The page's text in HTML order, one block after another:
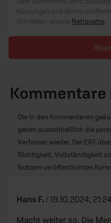
Kürzungen und
Schreiben unsere Netiquette.
Kommentare
Die in den Kommentaren
geben ausschließlich die
Verfasser wieder. Der ERF
Richtigkeit, Vollständigkeit
Nutzern veröffentlichten
Hans F. / 19.10.2024,
Macht weiter so. Die